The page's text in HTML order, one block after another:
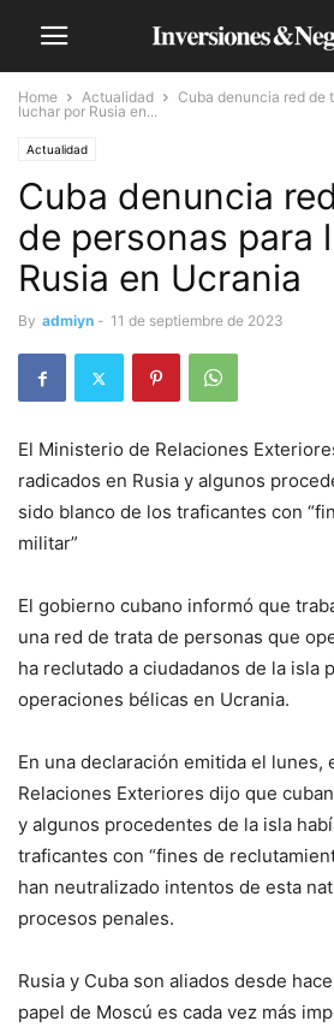
Home Actualidad
Cuba denuncia red de
luchar por Rusia en...
Actualidad
Cuba denuncia
de personas para
Rusia en Ucrania
By admiyn - 11 de septiembre de 2023
El Ministerio de Relaciones
radicados en Rusia y algunos
sido blanco de los traficantes con
militar”
El gobierno cubano informó que
una red de trata de personas que
ha reclutado a ciudadanos de la isla
operaciones bélicas en Ucrania.
En una declaración emitida el lunes,
Relaciones Exteriores dijo que
y algunos procedentes de la isla
traficantes con “fines de
han neutralizado intentos de esta
procesos penales.
Rusia y Cuba son aliados desde
papel de Moscú es cada vez más